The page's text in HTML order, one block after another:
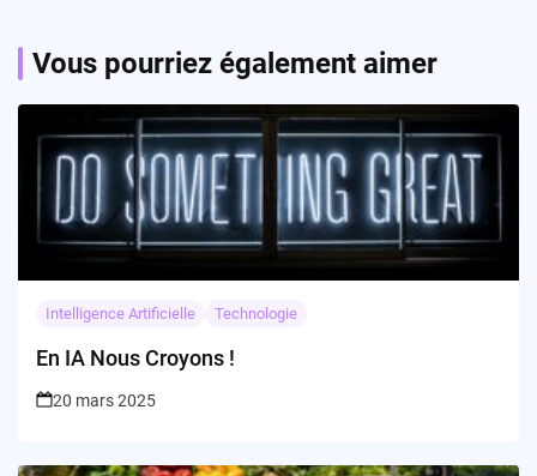
Vous pourriez également aimer
Intelligence Artificielle Technologie
En IA Nous Croyons !
20 mars 2025